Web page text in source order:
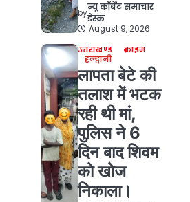
by
न्यू कॉर्बेट समाचार
डेस्क
August 9, 2026
उत्तराखण्ड
क्राइम
हल्द्वानी
लापता बेटे की
तलाश में भटक
रही थी मां,
पुलिस ने 6
दिन बाद शिवम
को खोज
निकाला।